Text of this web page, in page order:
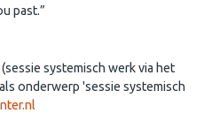
past.”
systemisch werk via het
onderwerp 'sessie systemisch